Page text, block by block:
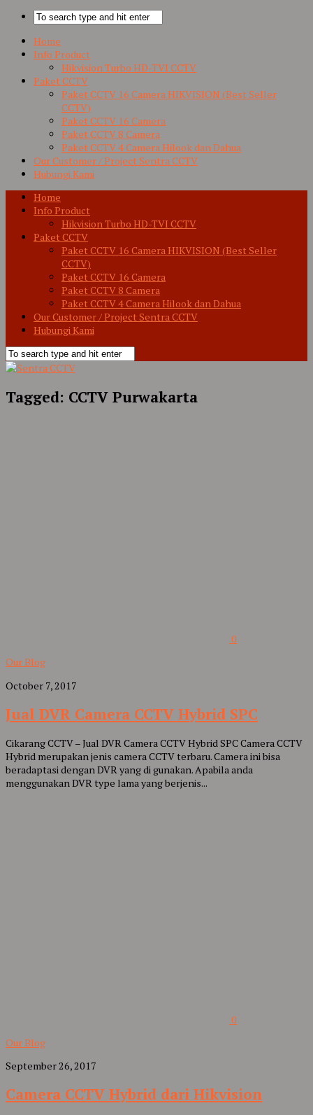
Home
Info Product
Hikvision Turbo HD-TVI CCTV
Paket CCTV
Paket CCTV 16 Camera HIKVISION (Best Seller
CCTV)
Paket CCTV 16 Camera
Paket CCTV 8 Camera
Paket CCTV 4 Camera Hilook dan Dahua
Our Customer / Project Sentra CCTV
Hubungi Kami
Home
Info Product
Hikvision Turbo HD-TVI CCTV
Paket CCTV
Paket CCTV 16 Camera HIKVISION (Best Seller
CCTV)
Paket CCTV 16 Camera
Paket CCTV 8 Camera
Paket CCTV 4 Camera Hilook dan Dahua
Our Customer / Project Sentra CCTV
Hubungi Kami
Tagged: CCTV Purwakarta
0
Our Blog
October 7, 2017
Jual DVR Camera CCTV Hybrid SPC
Cikarang CCTV – Jual DVR Camera CCTV Hybrid SPC Camera CCTV
Hybrid merupakan jenis camera CCTV terbaru. Camera ini bisa
beradaptasi dengan DVR yang di gunakan. Apabila anda
menggunakan DVR type lama yang berjenis...
0
Our Blog
September 26, 2017
Camera CCTV Hybrid dari Hikvision